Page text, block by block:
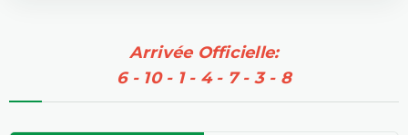
Arrivée Officielle:
6 - 10 - 1 - 4 - 7 - 3 - 8